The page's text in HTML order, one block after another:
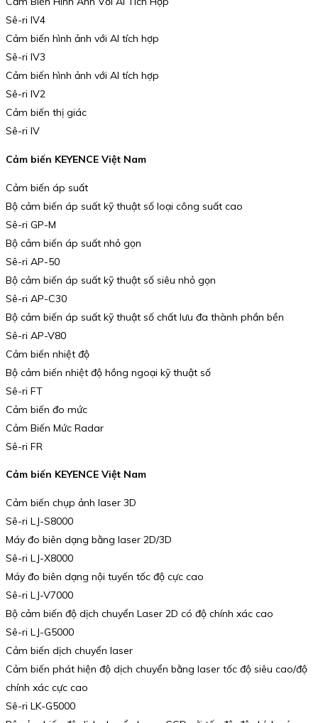
Sê-ri IV4
Cảm biến hình ảnh với AI tích hợp
Sê-ri IV3
Cảm biến hình ảnh với AI tích hợp
Sê-ri IV2
Cảm biến thị giác
Sê-ri IV
Cảm biến KEYENCE Việt Nam
Cảm biến áp suất
Bộ cảm biến áp suất kỹ thuật số loại công suất cao
Sê-ri GP-M
Bộ cảm biến áp suất nhỏ gọn
Sê-ri AP-50
Bộ cảm biến áp suất kỹ thuật số siêu nhỏ gọn
Sê-ri AP-C30
Bộ cảm biến áp suất kỹ thuật số chất lưu đa thành phần bền
Sê-ri AP-V80
Cảm biến nhiệt độ
Bộ cảm biến nhiệt độ hồng ngoại kỹ thuật số
Sê-ri FT
Cảm biến đo mức
Cảm Biến Mức Radar
Sê-ri FR
Cảm biến KEYENCE Việt Nam
Cảm biến chụp ảnh laser 3D
Sê-ri LJ-S8000
Máy đo biên dạng bằng laser 2D/3D
Sê-ri LJ-X8000
Máy đo biên dạng nội tuyến tốc độ cực cao
Sê-ri LJ-V7000
Bộ cảm biến độ dịch chuyển Laser 2D có độ chính xác cao
Sê-ri LJ-G5000
Cảm biến dịch chuyển laser
Cảm biến phát hiện độ dịch chuyển bằng laser tốc độ siêu cao/độ
chính xác cực cao
Sê-ri LK-G5000